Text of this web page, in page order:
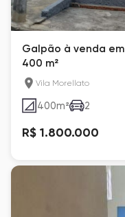
Galpão à venda
400 m²
Vila Morellato
400m² 2
R$ 1.800.000